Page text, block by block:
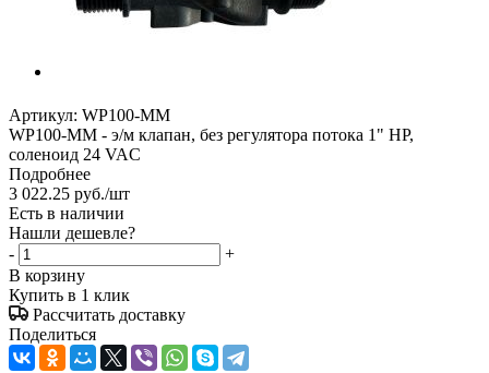
Артикул: WP100-MM
WP100-MM - э/м клапан, без регулятора потока 1" НР,
соленоид 24 VAC
Подробнее
3 022.25 руб./шт
Есть в наличии
Нашли дешевле?
-
+
В корзину
Купить в 1 клик
Рассчитать доставку
Поделиться